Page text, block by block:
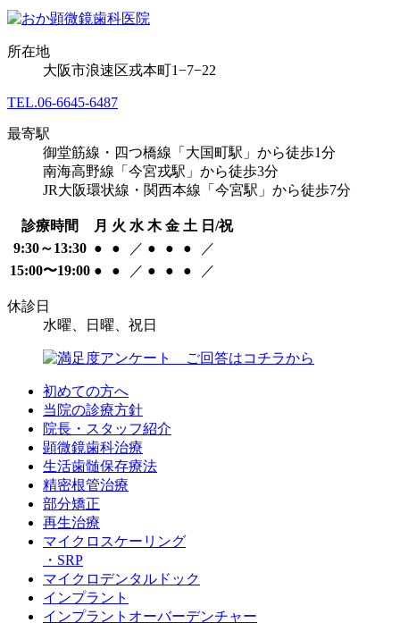
所在地
大阪市浪速区戎本町1−7−22
TEL.06-6645-6487
最寄駅
御堂筋線・四つ橋線「大国町駅」から徒歩1分
南海高野線「今宮戎駅」から徒歩3分
JR大阪環状線・関西本線「今宮駅」から徒歩7分
診療時間 月 火 水 木 金 土 日/祝
9:30～13:30 ● ● ／ ● ● ●
／
15:00〜19:00 ● ● ／ ● ● ● ／
休診日
水曜、日曜、祝日
初めての方へ
当院の診療方針
院長・スタッフ紹介
顕微鏡歯科治療
生活歯髄保存療法
精密根管治療
部分矯正
再生治療
マイクロスケーリング
・SRP
マイクロデンタルドック
インプラント
インプラントオーバーデンチャー